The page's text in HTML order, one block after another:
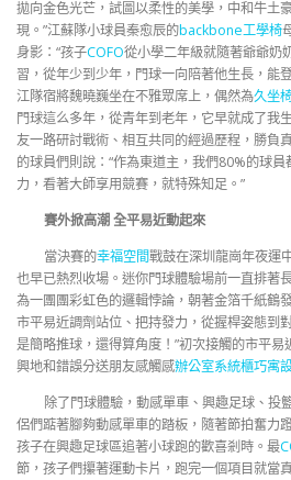
拋向金色光芒，試圖以柔性的美學，中和牛土
現。”江蘇隊小球員秦愈辰的backbone工學椅
身影：“孩子COFO從小學二年級就隨著爺爺奶
習，從年少到少年，門球一向陪著他生長，能
江隊宿將魏曉巍坐在不雅眾席上，偶然為久坐
門球這么多年，從青年到老年，它早就成了我
友一路研討戰術、相互共同的經過歷程，勝負
的球員們則說：“作為東道主，我們80%的球
力，看著大師享用競賽，就特殊知足。”
賽外掀高潮 全平易近動起來
當決賽的幸福空間戰鼓在深圳龍崗年夜運
也早已熱烈收場。迷你門球體驗場前一直排著
為一團團彩虹色的邏輯悖論，朝著金箔千紙鶴
市平易近調劑站位、把持發力，從握桿姿態到
是簡略推球，還得算角度！”初次接觸的市平
興地和錯誤分送朋友感觸感辦公室系統櫃巧寓
除了門球體驗，動感單車、興趣足球、投
侶們踮著腳夠動感單車的踏板，隨著節拍奮力
孩子在興趣足球區追著小球跑的歡喜剎時。最
節，孩子們攥著運動卡片，跑完一個項目就當